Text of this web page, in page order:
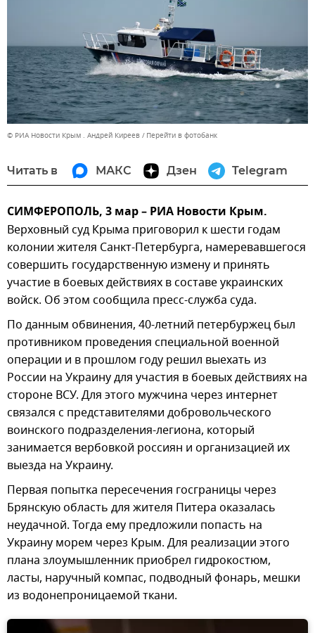
© РИА Новости Крым . Андрей Киреев Перейти в фотобанк
Читать в МАКС Дзен Telegram
СИМФЕРОПОЛЬ, 3 мар – РИА Новости Крым.
Верховный суд Крыма приговорил к шести годам
колонии жителя Санкт-Петербурга, намеревавшегося
совершить государственную измену и принять
участие в боевых действиях в составе украинских
войск. Об этом сообщила пресс-служба суда.
По данным обвинения, 40-летний петербуржец был
противником проведения специальной военной
операции и в прошлом году решил выехать из
России на Украину для участия в боевых действиях на
стороне ВСУ. Для этого мужчина через интернет
связался с представителями добровольческого
воинского подразделения-легиона, который
занимается вербовкой россиян и организацией их
выезда на Украину.
Первая попытка пересечения госграницы через
Брянскую область для жителя Питера оказалась
неудачной. Тогда ему предложили попасть на
Украину морем через Крым. Для реализации этого
плана злоумышленник приобрел гидрокостюм,
ласты, наручный компас, подводный фонарь, мешки
из водонепроницаемой ткани.